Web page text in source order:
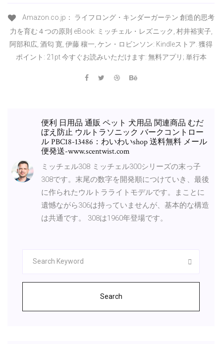
Amazon.co.jp： ライフロング・キンダーガーテン 創造的思考
力を育む４つの原則 eBook: ミッチェル・レズニック, 村井裕実子,
阿部和広, 酒匂 寛, 伊藤 穰一, ケン・ロビンソン: Kindleストア. 獲得
ポイント: 21pt 今すぐお読みいただけます: 無料アプリ; 単行本
便利 日用品 通販 ペット 犬用品 関連商品 むだ
ぼえ防止 ウルトラソニック バークコントロー
ル PBC18-13486：わいわいshop 送料無料 メール
便発送-www.scentwist.com
ミッチェル308 ミッチェル300シリーズの末っ子
308です。末尾の数字を開発順につけていき、最後
に作られたウルトラライトモデルです。まことに
遺憾ながら306は持っていませんが、基本的な構造
は共通です。 308は1960年登場です。
Search